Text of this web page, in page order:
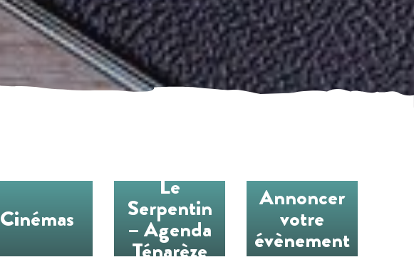
Cinémas
Le
Serpentin
– Agenda
Ténarèze
Annoncer
votre
évènement